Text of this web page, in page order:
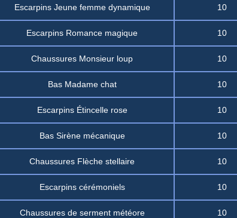
Escarpins Jeune femme dynamique 10
Escarpins Romance magique 10
Chaussures Monsieur loup 10
Bas Madame chat 10
Escarpins Étincelle rose 10
Bas Sirène mécanique 10
Chaussures Flèche stellaire 10
Escarpins cérémoniels 10
Chaussures de serment météore 10